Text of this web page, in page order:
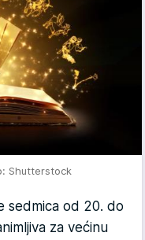
Shutterstock
sedmica od 20. do
za većinu